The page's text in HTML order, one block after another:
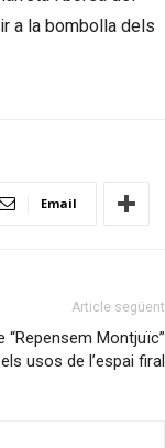
a la bombolla dels
Email
Article següent
Montjuïc”
usos de l’espai firal